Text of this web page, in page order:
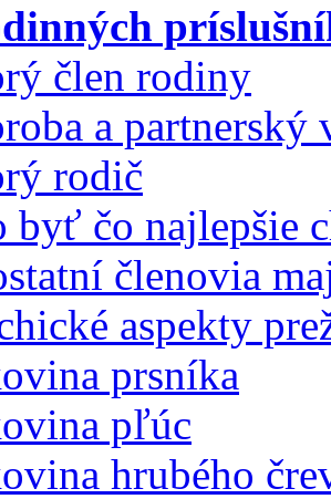
člen rodiny
a partnerský
rodič
byť čo najlepšie
členovia
aspekty
prsníka
pľúc
hrubého